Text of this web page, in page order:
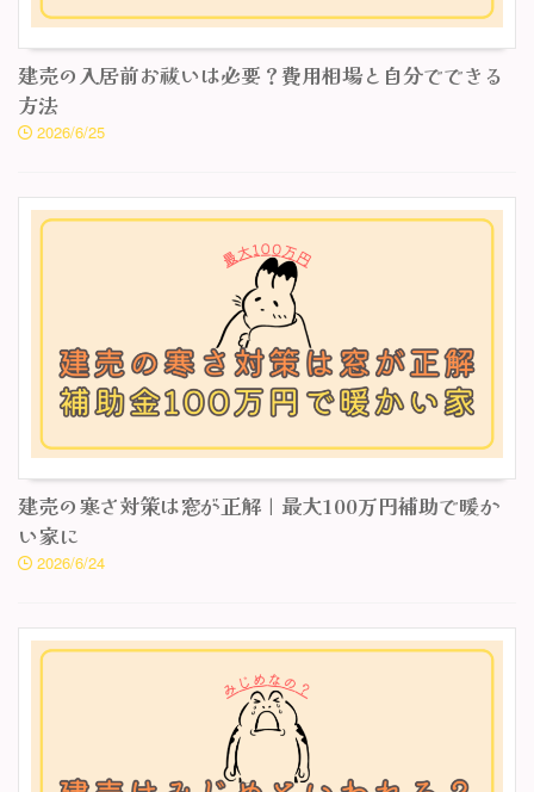
建売の入居前お祓いは必要？費用相場と自分でできる
方法
2026/6/25
建売の寒さ対策は窓が正解｜最大100万円補助で暖か
い家に
2026/6/24